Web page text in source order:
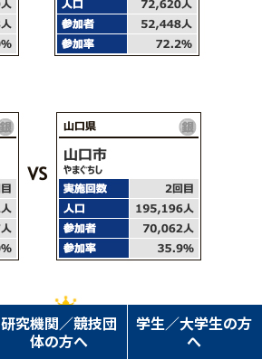
研究機関／競技団
体の方へ
学生／大学生の方
へ